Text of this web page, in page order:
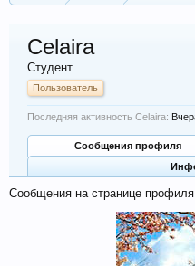
Celaira
Студент
Пользователь
Последняя активность Celaira:
Сообщения профиля
Сообщения на странице профиля